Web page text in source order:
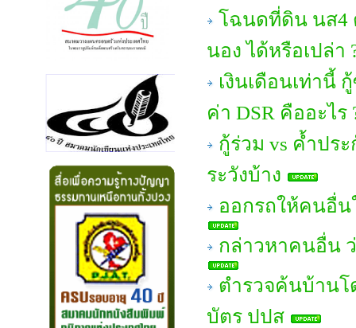
โฉนดที่ดิน นส4
นอง ได้หรือเปล่า
เงินเดือนเท่านี้
ค่า DSR คืออะไร
กู้ร่วม vs ค้ำปร
ระวังบ้าง
ออกรถให้คนอื่น
กล่าวหาคนอื่น
ตำรวจค้นบ้านโ
บัตร ปปส